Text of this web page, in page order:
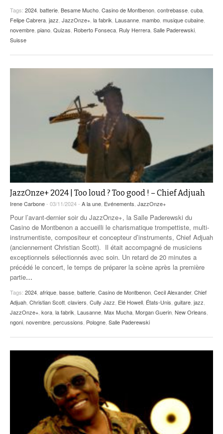
Tags: 2024 batterie Besame Mucho Casino de Montbenon contrebasse cuba
Felipe Cabrera jazz JazzOnze+ la fabrik Lausanne mambo musique cubaine
novembre piano Quizas Roberto Fonseca Ruly Herrera Salle Paderewski
Suisse
JazzOnze+ 2024 | Too loud ? Too good ! – Chief Adjuah
Irene Carbone- 03/11/2024 - A la une, Evénements, JazzOnze+
Pour l’avant-dernier soir du JazzOnze+, la Salle Paderewski du
Casino de Montbenon a accueilli le charismatique trompettiste, multi-
instrumentiste, compositeur et concepteur d’instruments, Chief Adjuah
(anciennement Christian Scott). Il était accompagné de musiciens
exceptionnels sélectionnés avec soin. Un retard de 20 minutes a
précédé le concert, le temps de préparer la scène après la première
partie…
Tags: 2024, afrique, basse, batterie, Casino de Montbenon, Cecil Alexander, Chief
Adjuah, Christian Scott, claviers, Cully Jazz, Elé Howell, États-Unis, guitare, jazz,
JazzOnze+, kora, la fabrik, Lausanne, Max Mucha, Morgan Guerin, New Orleans,
ngoni, novembre, percussions, Pologne, Salle Paderewski